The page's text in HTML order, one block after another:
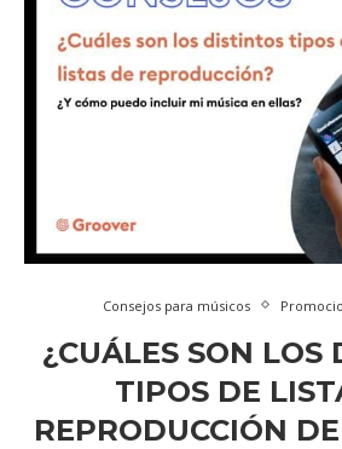
Consejos para músicos
¿CUÁLES SON LOS
TIPOS DE
REPRODUCCIÓN